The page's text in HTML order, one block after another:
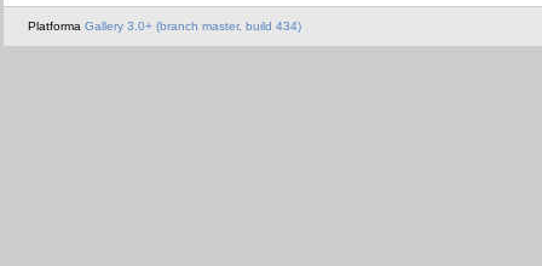
Platforma Gallery 3.0+ (branch master, build 434)